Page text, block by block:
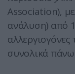
Association),
ανάλυση) από
συνολικά